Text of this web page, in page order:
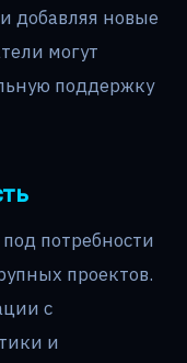
добавляя новые
могут
поддержку
потребности
проектов.
с
и